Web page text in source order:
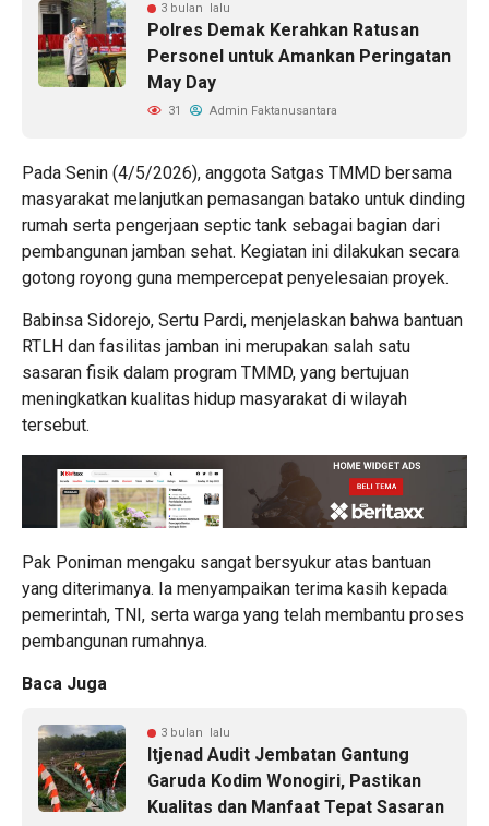
3 bulan lalu
Polres Demak Kerahkan Ratusan
Personel untuk Amankan Peringatan
May Day
31 Admin Faktanusantara
Pada Senin (4/5/2026), anggota Satgas TMMD bersama
masyarakat melanjutkan pemasangan batako untuk dinding
rumah serta pengerjaan septic tank sebagai bagian dari
pembangunan jamban sehat. Kegiatan ini dilakukan secara
gotong royong guna mempercepat penyelesaian proyek.
Babinsa Sidorejo, Sertu Pardi, menjelaskan bahwa bantuan
RTLH dan fasilitas jamban ini merupakan salah satu
sasaran fisik dalam program TMMD, yang bertujuan
meningkatkan kualitas hidup masyarakat di wilayah
tersebut.
Pak Poniman mengaku sangat bersyukur atas bantuan
yang diterimanya. Ia menyampaikan terima kasih kepada
pemerintah, TNI, serta warga yang telah membantu proses
pembangunan rumahnya.
Baca Juga
3 bulan lalu
Itjenad Audit Jembatan Gantung
Garuda Kodim Wonogiri, Pastikan
Kualitas dan Manfaat Tepat Sasaran